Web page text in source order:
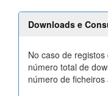
Downloads e
No caso de
número total de
número de